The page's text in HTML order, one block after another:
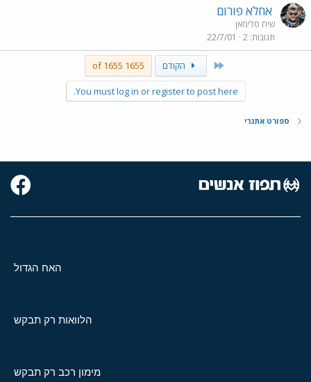
אחלא פורום
שיח סלימאן
תגובות 2
22/7/01
First הקודם 1655 of 1655
You must log in or register to post here.
ספורט אתגרי
האח הגדול
הלוואות רק תבקש
מימון רכב רק תבקש